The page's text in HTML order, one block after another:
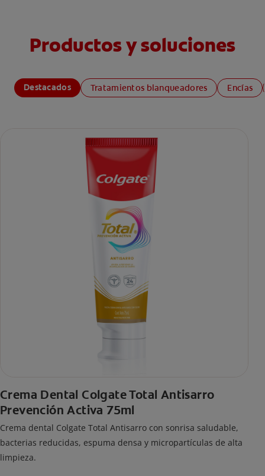
Productos y soluciones
Destacados Tratamientos blanqueadores Encías
Crema Dental Colgate Total Antisarro
Prevención Activa 75ml
Crema dental Colgate Total Antisarro con sonrisa saludable,
bacterias reducidas, espuma densa y micropartículas de alta
limpieza.